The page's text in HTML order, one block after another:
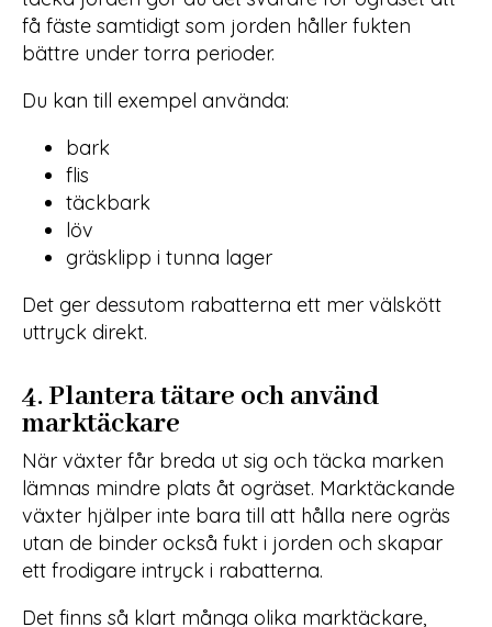
få fäste samtidigt som jorden håller fukten
bättre under torra perioder.
Du kan till exempel använda:
bark
flis
täckbark
löv
gräsklipp i tunna lager
Det ger dessutom rabatterna ett mer välskött
uttryck direkt.
4. Plantera tätare och använd
marktäckare
När växter får breda ut sig och täcka marken
lämnas mindre plats åt ogräset. Marktäckande
växter hjälper inte bara till att hålla nere ogräs
utan de binder också fukt i jorden och skapar
ett frodigare intryck i rabatterna.
Det finns så klart många olika marktäckare,